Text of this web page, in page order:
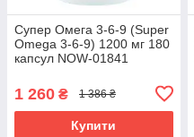
Супер Омега 3-6-9 (Super
Omega 3-6-9) 1200 мг 180
капсул NOW-01841
1 260 ₴ 1 386 ₴
Купити